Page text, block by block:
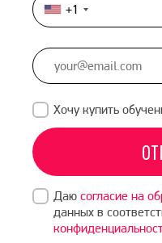
United
States
+1
+1
Хочу купить
Даю согласие на
данных в